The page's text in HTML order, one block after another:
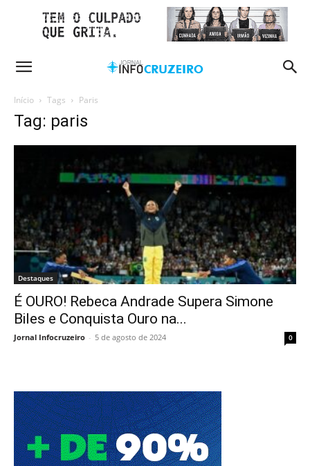
Início Tags Paris
Tag: paris
Destaques
É OURO! Rebeca Andrade Supera Simone
Biles e Conquista Ouro na...
Jornal Infocruzeiro - 5 de agosto de 2024 0